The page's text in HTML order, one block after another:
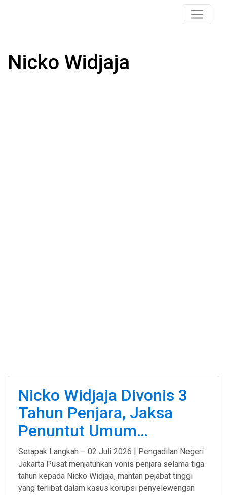
Nicko Widjaja
Nicko Widjaja Divonis 3
Tahun Penjara, Jaksa
Penuntut Umum…
Setapak Langkah – 02 Juli 2026 | Pengadilan Negeri
Jakarta Pusat menjatuhkan vonis penjara selama tiga
tahun kepada Nicko Widjaja, mantan pejabat tinggi
yang terlibat dalam kasus korupsi penyelewengan